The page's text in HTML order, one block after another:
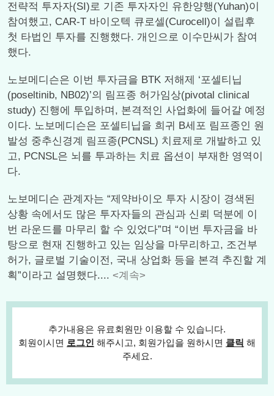
전략적 투자자(SI)로 기존 투자자인 유한양행(Yuhan)이
참여했고, CAR-T 바이오텍 큐로셀(Curocell)이 설립후
첫 타법인 투자를 진행했다. 개인으로 이수만씨가 참여
했다.
노보메디슨은 이번 투자금을 BTK 저해제 ‘포셀티닙
(poseltinib, NB02)’의 림프종 허가임상(pivotal clinical
study) 진행에 투입하며, 본격적인 사업화에 들어갈 예정
이다. 노보메디슨은 포셀티닙을 희귀 B세포 림프종인 원
발성 중추신경계 림프종(PCNSL) 치료제로 개발하고 있
고, PCNSL은 뇌를 투과하는 치료 옵션이 부재한 영역이
다.
노보메디슨 관계자는 “제약바이오 투자 시장이 경색된
상황 속에서도 많은 투자자들의 관심과 신뢰 덕분에 이
번 라운드를 마무리 할 수 있었다”며 “이번 투자금을 바
탕으로 현재 진행하고 있는 임상을 마무리하고, 조건부
허가, 글로벌 기술이전, 국내 상업화 등을 본격 추진할 계
획”이라고 설명했다.... <계속>
추가내용은 유료회원만 이용할 수 있습니다.
회원이시면 로그인 해주시고, 회원가입을 원하시면 클릭 해
주세요.